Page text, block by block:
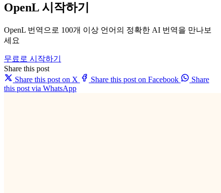
OpenL 시작하기
OpenL 번역으로 100개 이상 언어의 정확한 AI 번역을 만나보
세요
무료로 시작하기
Share this post
Share this post on X
Share this post on Facebook
Share
this post via WhatsApp